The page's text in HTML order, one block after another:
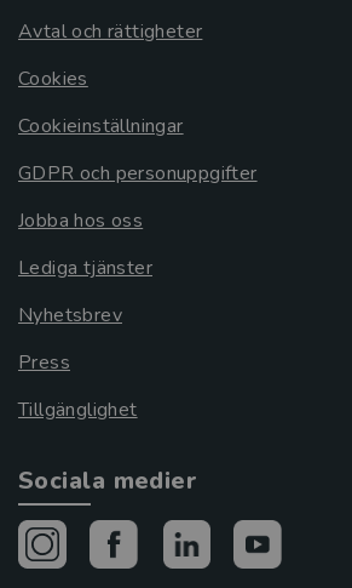
Avtal och rättigheter
Cookies
Cookieinställningar
GDPR och personuppgifter
Jobba hos oss
Lediga tjänster
Nyhetsbrev
Press
Tillgänglighet
Sociala medier